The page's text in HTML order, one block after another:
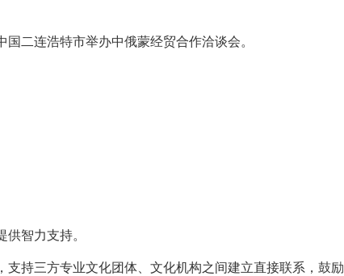
二连浩特市举办中俄蒙经贸合作洽谈会。
智力支持。
持三方专业文化团体、文化机构之间建立直接联系，鼓励